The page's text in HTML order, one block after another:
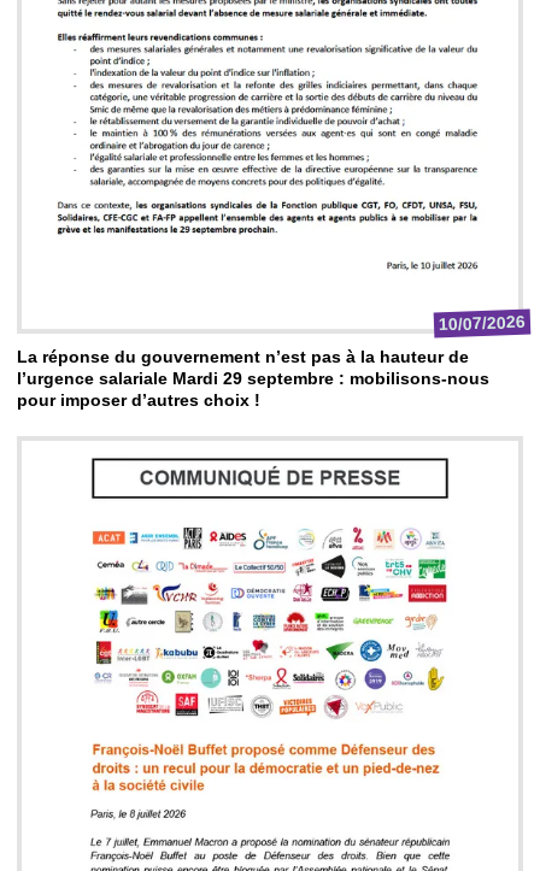
10/07/2026
La réponse du gouvernement n’est pas à la hauteur de
l’urgence salariale Mardi 29 septembre : mobilisons-nous
pour imposer d’autres choix !